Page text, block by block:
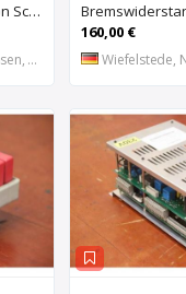
Steuergerät Promodul von Schleicher Ilsemann – KEG 24-30 KCD 1
DE
160,00 €
Wiefelstede,